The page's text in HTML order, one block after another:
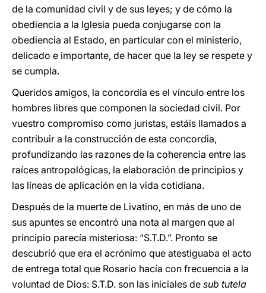
de la comunidad civil y de sus leyes; y de cómo la
obediencia a la Iglesia pueda conjugarse con la
obediencia al Estado, en particular con el ministerio,
delicado e importante, de hacer que la ley se respete y
se cumpla.
Queridos amigos, la concordia es el vínculo entre los
hombres libres que componen la sociedad civil. Por
vuestro compromiso como juristas, estáis llamados a
contribuir a la construcción de esta concordia,
profundizando las razones de la coherencia entre las
raíces antropológicas, la elaboración de principios y
las líneas de aplicación en la vida cotidiana.
Después de la muerte de Livatino, en más de uno de
sus apuntes se encontró una nota al margen que al
principio parecía misteriosa: “S.T.D.”. Pronto se
descubrió que era el acrónimo que atestiguaba el acto
de entrega total que Rosario hacía con frecuencia a la
voluntad de Dios: S.T.D. son las iniciales de sub tutela